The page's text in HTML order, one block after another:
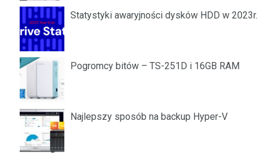
Statystyki awaryjności dysków HDD w 2023r.
Pogromcy bitów – TS-251D i 16GB RAM
Najlepszy sposób na backup Hyper-V